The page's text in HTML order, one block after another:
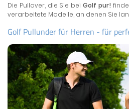
Die Pullover, die Sie bei Golf pur!
verarbeitete Modelle, an denen Sie
Golf Pullunder für Herren - für